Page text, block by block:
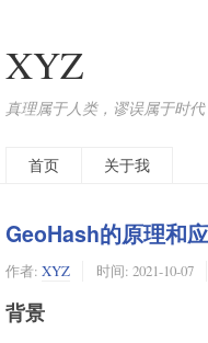
XYZ
真理属于人类，谬误属于时代
首页 关于我
GeoHash的原理和
作者: XYZ 时间: 2021-10-07
背景